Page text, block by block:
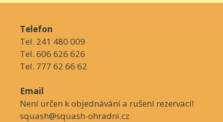
Telefon
Tel. 241 480 009
Tel. 606 626 626
Tel. 777 62 66 62
Email
Není určen k objednávání a rušení rezervací!
squash@squash-ohradni.cz